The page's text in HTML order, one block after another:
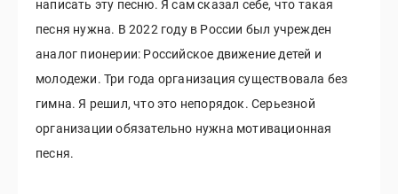
написать эту песню. Я сам сказал себе, что такая
песня нужна. В 2022 году в России был учрежден
аналог пионерии: Российское движение детей и
молодежи. Три года организация существовала без
гимна. Я решил, что это непорядок. Серьезной
организации обязательно нужна мотивационная
песня.